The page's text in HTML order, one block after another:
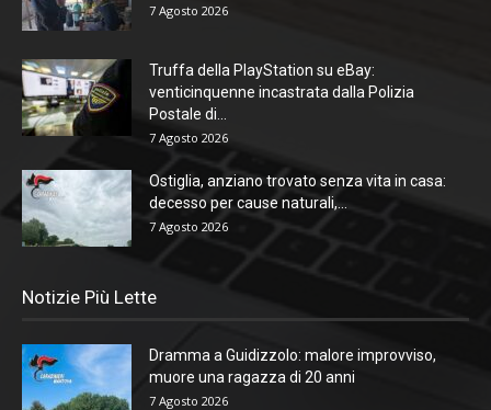
7 Agosto 2026
Truffa della PlayStation su eBay:
venticinquenne incastrata dalla Polizia
Postale di...
7 Agosto 2026
Ostiglia, anziano trovato senza vita in casa:
decesso per cause naturali,...
7 Agosto 2026
Notizie Più Lette
Dramma a Guidizzolo: malore improvviso,
muore una ragazza di 20 anni
7 Agosto 2026